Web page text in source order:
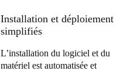
Finnish English
Installation et déploiement
simplifiés
L’installation du logiciel et du
matériel est automatisée et